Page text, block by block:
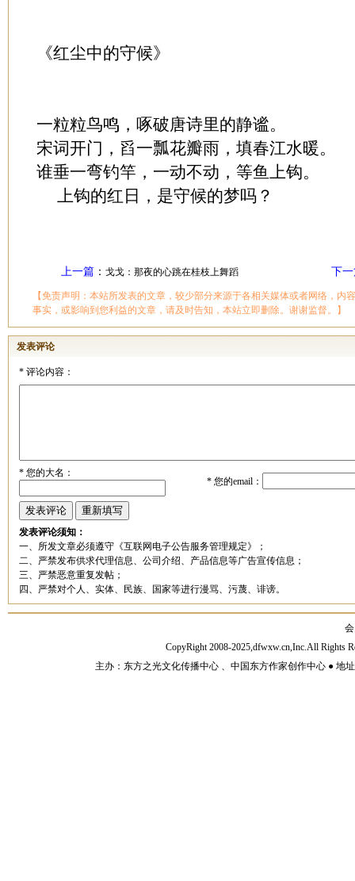
《红尘中的守候》
一粒粒鸟鸣，啄破唐诗里的静谧。
宋词开门，舀一瓢花瓣雨，填春江水暖。
谁垂一弯钓竿，一动不动，等鱼上钩。
上钩的红日，是守候的梦吗？
上一篇： 戈戈：那夜的心跳在桂枝上舞蹈 下
【免责声明：本站所发表的文章，较少部分来源于各相关媒体或者网络，内
事实，或影响到您利益的文章，请及时告知，本站立即删除。谢谢监督。】
发表评论
*评论内容：
*您的大名：
*您的email：
发表评论须知：
一、所发文章必须遵守《互联网电子公告服务管理规定》；
二、严禁发布供求代理信息、公司介绍、产品信息等广告宣传信息；
三、严禁恶意重复发帖；
四、严禁对个人、实体、民族、国家等进行漫骂、污蔑、诽谤。
CopyRight 2008-2025,dfwxw.cn,Inc.All Rights
主办：东方之光文化传播中心 、中国东方作家创作中心 ● 地